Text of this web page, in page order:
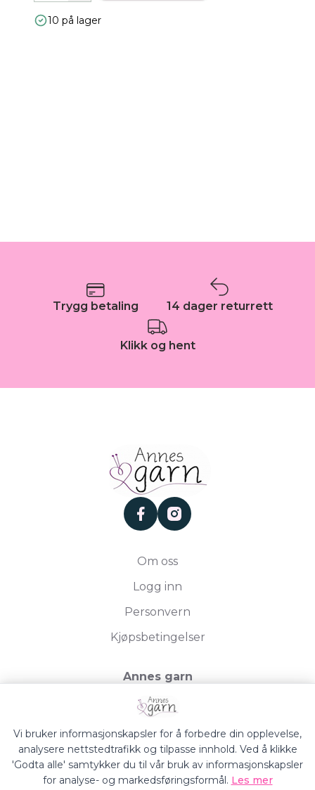
10 på lager
Trygg betaling 14 dager returrett
Klikk og hent
facebookinstagram
Om oss
Logg inn
Personvern
Kjøpsbetingelser
Annes garn
Storgata 19, 2750 Gran
Org.nr. 994050613
Vi bruker informasjonskapsler for å forbedre din opplevelse,
analysere nettstedtrafikk og tilpasse innhold. Ved å klikke
'Godta alle' samtykker du til vår bruk av informasjonskapsler
for analyse- og markedsføringsformål. Les mer